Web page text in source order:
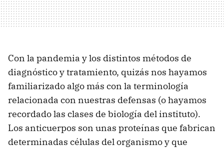
Con la pandemia y los distintos métodos de
diagnóstico y tratamiento, quizás nos hayamos
familiarizado algo más con la terminología
relacionada con nuestras defensas (o hayamos
recordado las clases de biología del instituto).
Los anticuerpos son unas proteínas que fabrican
determinadas células del organismo y que